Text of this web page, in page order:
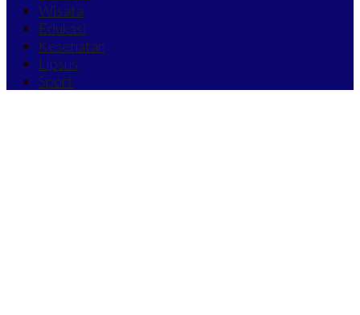
Wisata
Edukasi
Kesehatan
Lipsus
Sport